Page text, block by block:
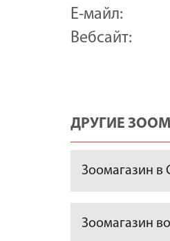
Е-майл:
Вебсайт:
ДРУГИЕ
Зоомагазин в
Зоомагазин